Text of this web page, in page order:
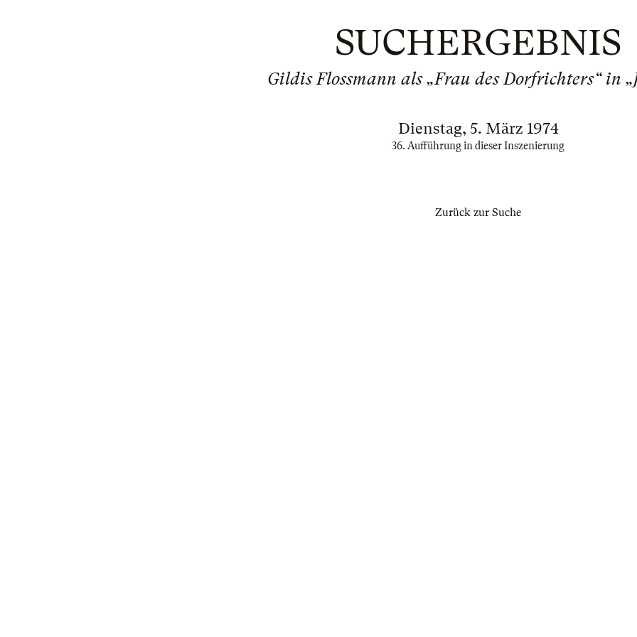
SUCHERGEBNIS
Gildis Flossmann als „Frau des Dorfrichters“ in
Dienstag, 5. März 1974
36. Aufführung in dieser Inszenierung
Zurück zur Suche